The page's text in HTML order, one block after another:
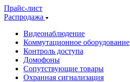
Прайс-лист
Распродажа
Видеонаблюдение
Коммутационное оборудование
Контроль доступа
Домофоны
Сопутствующие товары
Охранная сигнализация